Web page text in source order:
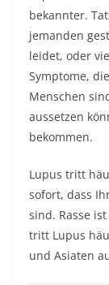
bekannter.
jemanden
leidet, oder
Symptome,
Menschen
aussetzen
bekommen.
Lupus tritt
sofort, dass
sind. Rasse
tritt Lupus
und Asiaten